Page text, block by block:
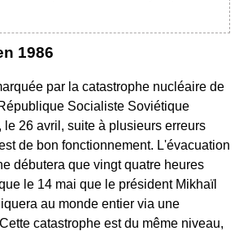
1986
par la catastrophe nucléaire de
Socialiste Soviétique
, le 26 avril, suite à plusieurs erreurs
de bon fonctionnement. L'évacuation
débutera que vingt quatre heures
le 14 mai que le président Mikhaïl
au monde entier via une
catastrophe est du même niveau,